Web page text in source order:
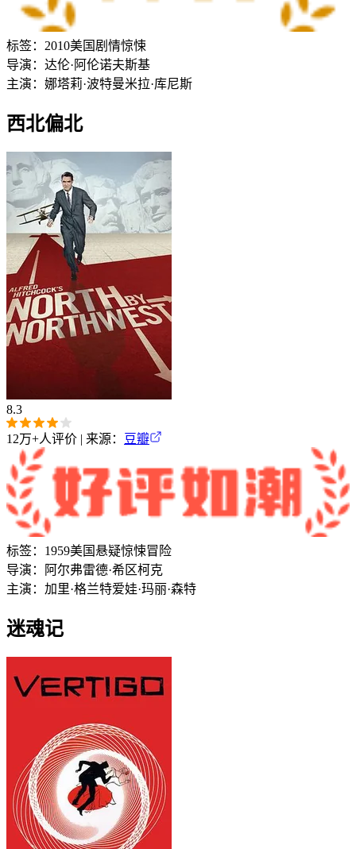
标签： 2010美国 剧情惊悚
导演： 达伦·阿伦诺夫斯基
主演： 娜塔莉·波特曼米拉·库尼斯
西北偏北
8.3
12万+人评价 | 来源： 豆瓣
标签： 1959美国 悬疑惊悚冒险
导演：
阿尔弗雷德·希区柯克
主演： 加里·格兰特爱娃·玛丽·森特
迷魂记